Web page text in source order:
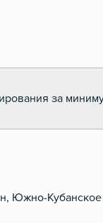
за
Южно-